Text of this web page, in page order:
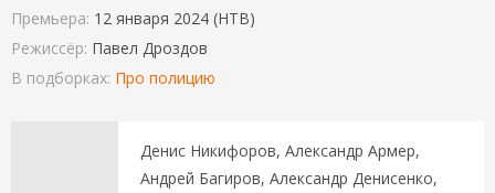
Премьера: 12 января 2024 (НТВ)
Режиссёр: Павел Дроздов
В подборках: Про полицию
Денис Никифоров, Александр Армер,
Андрей Багиров, Александр Денисенко,